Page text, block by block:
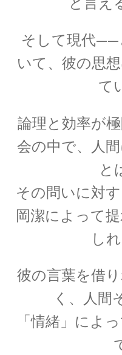
オックスフ
オット
オッ
【1879年3月8
オラン
【ホイヘンス・ラ
て幾
そして現代——
いて、彼の思
て
論理と効率が
会の中で、人
と
その問いに対
岡潔によって
し
彼の言葉を借
く、人間
「情緒」によ